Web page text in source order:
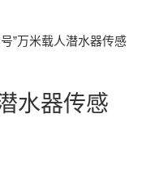
”万米载人潜水器传感
水器传感